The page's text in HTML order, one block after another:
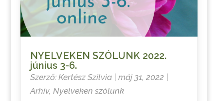
NYELVEKEN SZÓLUNK 2022.
június 3-6.
Szerző: Kertész Szilvia| máj 31, 2022|
Arhív, Nyelveken szólunk